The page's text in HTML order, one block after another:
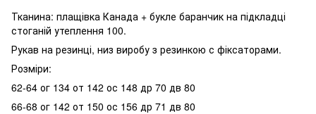
Тканина: плащівка Канада + букле баранчик на підкладці
стоганій утеплення 100.
Рукав на резинці, низ виробу з резинкою с фіксаторами.
Розміри:
62-64 ог 134 от 142 ос 148 др 70 дв 80
66-68 ог 142 от 150 ос 156 др 71 дв 80